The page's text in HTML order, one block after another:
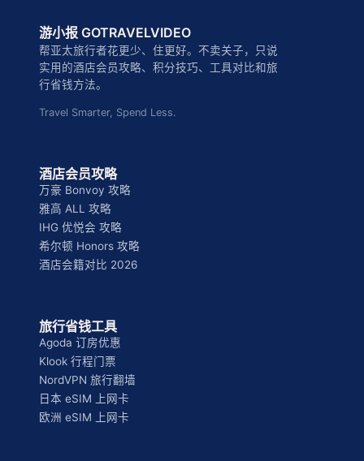
游小报 GOTRAVELVIDEO
帮亚太旅行者花更少、住更好。不卖关子，只说
实用的酒店会员攻略、积分技巧、工具对比和旅
行省钱方法。
Travel Smarter, Spend Less.
酒店会员攻略
万豪 Bonvoy 攻略
雅高 ALL 攻略
IHG 优悦会 攻略
希尔顿 Honors 攻略
酒店会籍对比 2026
旅行省钱工具
Agoda 订房优惠
Klook 行程门票
NordVPN 旅行翻墙
日本 eSIM 上网卡
欧洲 eSIM 上网卡